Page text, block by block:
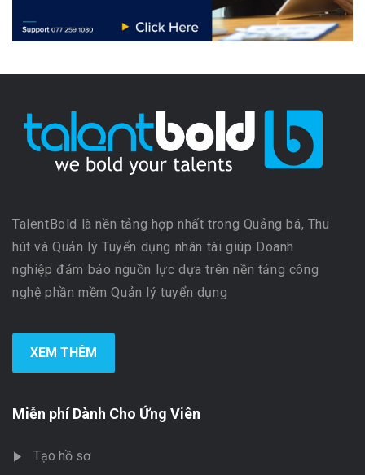
TalentBold là nền tảng hợp nhất trong Quảng bá, Thu
hút và Quản lý Tuyển dụng nhân tài giúp Doanh
nghiệp đảm bảo nguồn lực dựa trên nền tảng công
nghệ phần mềm Quản lý tuyển dụng
XEM THÊM
Miễn phí Dành Cho Ứng Viên
Tạo hồ sơ